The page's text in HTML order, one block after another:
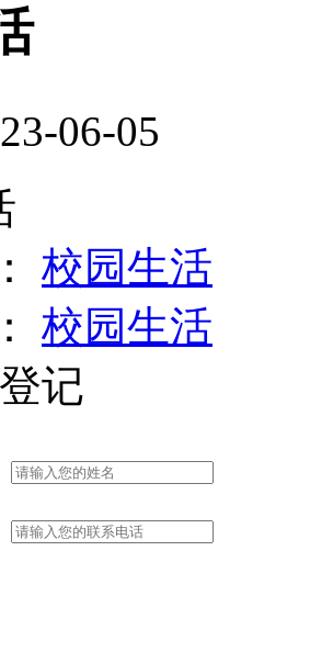
06-05
校园生活
校园生活
记